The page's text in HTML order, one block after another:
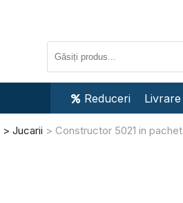
Reduceri Livrare
Jucarii Constructor 5021 in pachet